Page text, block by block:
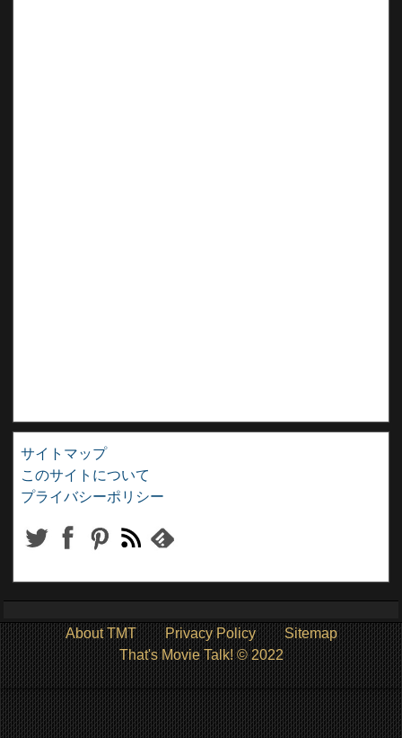
サイトマップ
このサイトについて
プライバシーポリシー
About TMT Privacy Policy
Sitemap
That's Movie Talk! © 2022